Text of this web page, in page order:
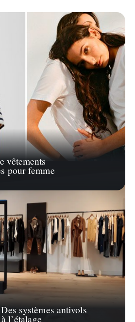
SUR…
vêtements
pour femme
systèmes antivols
l’étalage